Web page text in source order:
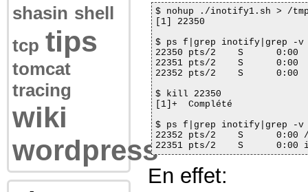
shasin shell
tcp tips
tomcat
tracing
wiki
wordpress
$ nohup ./inotify1.sh > /
[1] 22350
$ ps f|grep inotify|grep -v
22350 pts/2    S      0:00
22351 pts/2    S      0:00  |
22352 pts/2    S
$ kill 22350
[1]+  Complété
$ ps f|grep inotify|grep -v
22352 pts/2    S      0:00
22351 pts/2    S      0:00
En effet: